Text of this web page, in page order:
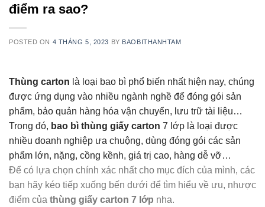
điểm ra sao?
POSTED ON 4 THÁNG 5, 2023 BY BAOBITHANHTAM
Thùng carton là loại bao bì phổ biến nhất hiện nay, chúng
được ứng dụng vào nhiều ngành nghề để đóng gói sản
phẩm, bảo quản hàng hóa vận chuyển, lưu trữ tài liệu…
Trong đó, bao bì thùng giấy carton 7 lớp là loại được
nhiều doanh nghiệp ưa chuộng, dùng đóng gói các sản
phẩm lớn, nặng, cồng kềnh, giá trị cao, hàng dễ vỡ…
Để có lựa chọn chính xác nhất cho mục đích của mình, các
bạn hãy kéo tiếp xuống bến dưới để tìm hiểu về ưu, nhược
điểm của thùng giấy carton 7 lớp nha.